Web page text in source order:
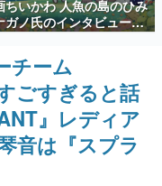
ビュー数万以上！ などな
ファミ渾身の“殿堂入り”記
製作時のエピソードをお
ム）とは何か？を探ってい
『赫本』は、〈試験問題〉
。
ちいかわ 人魚の島のひみ
ガノ氏のインタビューが
もしまた映画をやれるな
をする話」にしたいと
チーム
ごすぎると話
』レディア
音は『スプラ